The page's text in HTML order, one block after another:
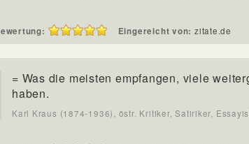
Eingereicht von: zitate.de
= Was die meisten empfangen, viele
haben.
Karl Kraus (1874-1936), östr. Kritiker, Satiriker,